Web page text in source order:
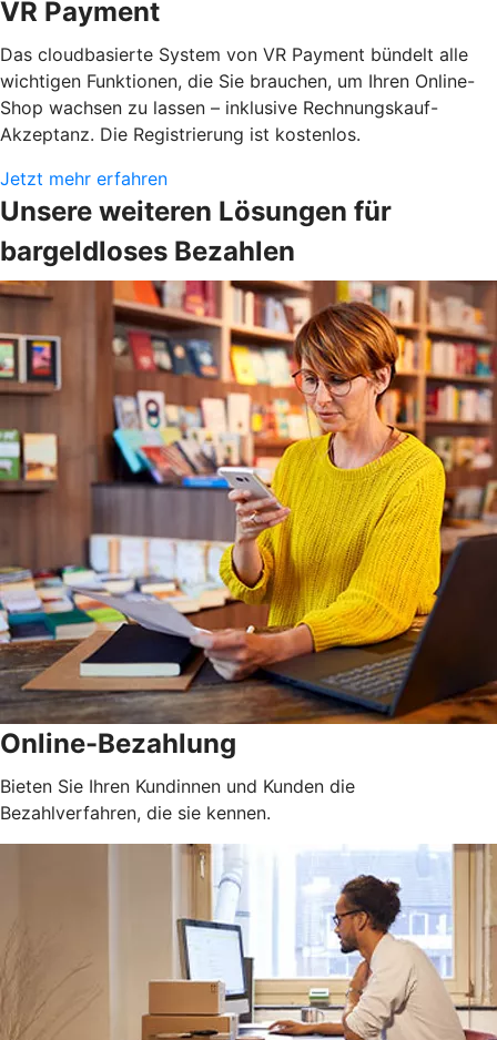
VR Payment
Das cloudbasierte System von VR Payment bündelt alle
wichtigen Funktionen, die Sie brauchen, um Ihren Online-
Shop wachsen zu lassen – inklusive Rechnungskauf-
Akzeptanz. Die Registrierung ist kostenlos.
Jetzt mehr erfahren
Unsere weiteren Lösungen für
bargeldloses Bezahlen
Online-Bezahlung
Bieten Sie Ihren Kundinnen und Kunden die
Bezahlverfahren, die sie kennen.